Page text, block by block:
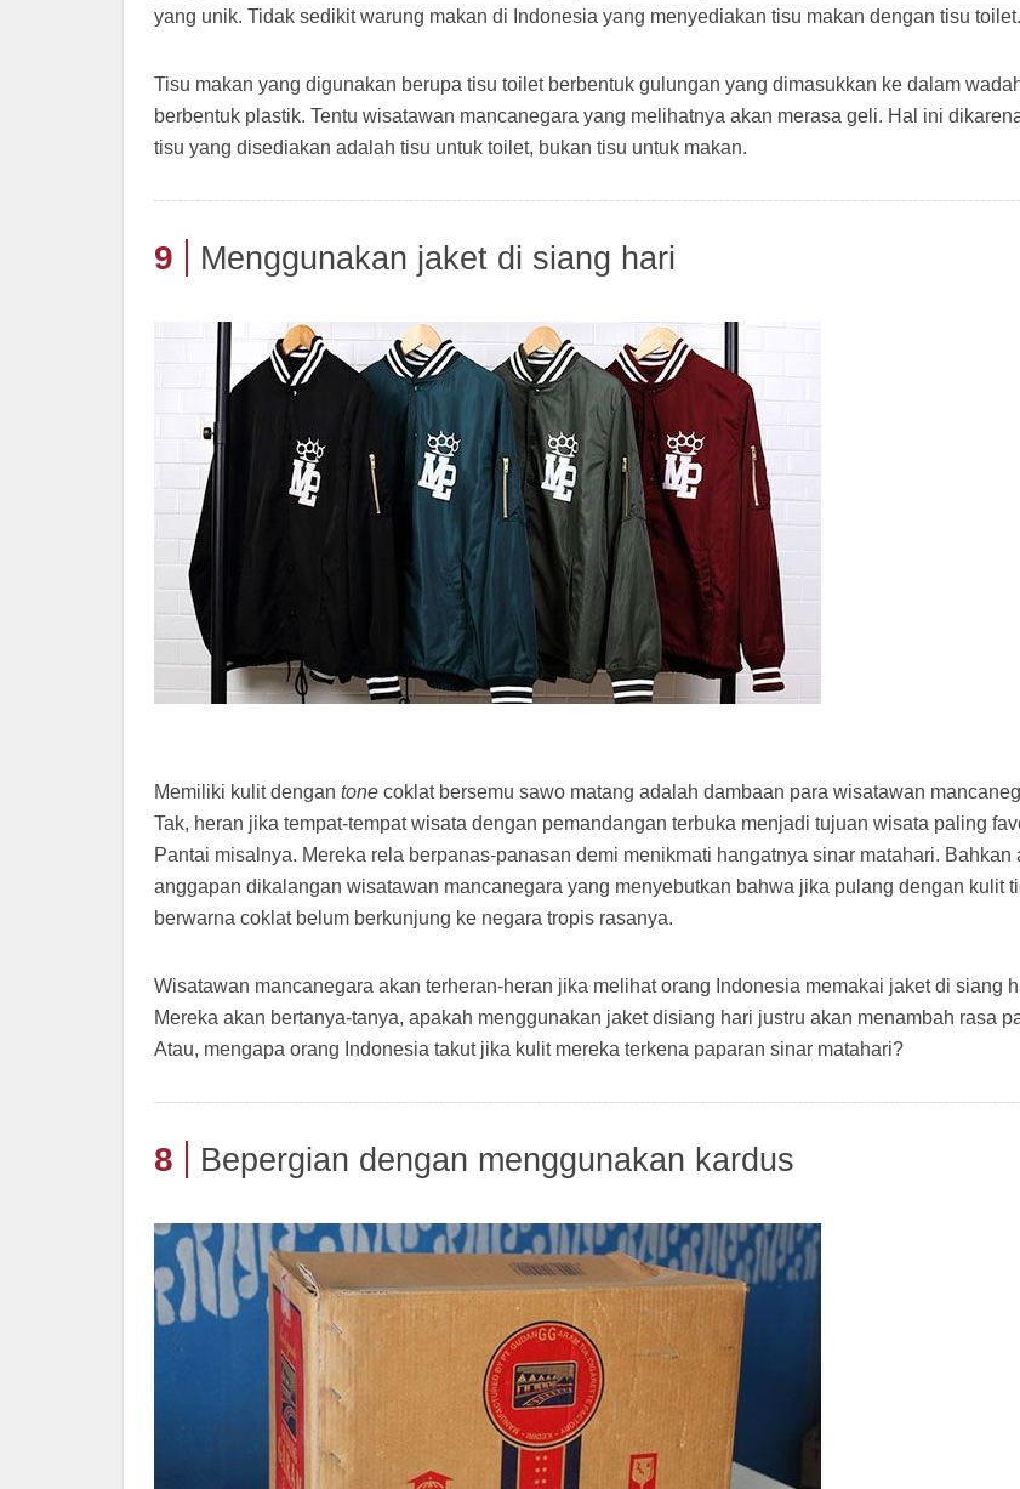
yang unik. Tidak sedikit warung makan di Indonesia yang menyediakan tisu makan dengan tisu toilet.
Tisu makan yang digunakan berupa tisu toilet berbentuk gulungan yang dimasukkan ke dalam
berbentuk plastik. Tentu wisatawan mancanegara yang melihatnya akan merasa geli. Hal ini
tisu yang disediakan adalah tisu untuk toilet, bukan tisu untuk makan.
9 Menggunakan jaket di siang hari
Memiliki kulit dengan tone coklat bersemu sawo matang adalah dambaan para wisatawan
Tak, heran jika tempat-tempat wisata dengan pemandangan terbuka menjadi tujuan wisata paling
Pantai misalnya. Mereka rela berpanas-panasan demi menikmati hangatnya sinar matahari. Bahkan
anggapan dikalangan wisatawan mancanegara yang menyebutkan bahwa jika pulang dengan kulit
berwarna coklat belum berkunjung ke negara tropis rasanya.
Wisatawan mancanegara akan terheran-heran jika melihat orang Indonesia memakai jaket di siang
Mereka akan bertanya-tanya, apakah menggunakan jaket disiang hari justru akan menambah rasa
Atau, mengapa orang Indonesia takut jika kulit mereka terkena paparan sinar matahari?
8 Bepergian dengan menggunakan kardus